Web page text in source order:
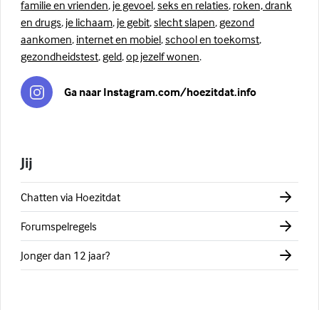
familie en vrienden, je gevoel,seks en relaties, roken, drank
en drugs, je lichaam, je gebit,slecht slapen, gezond
aankomen, internet en mobiel,school en toekomst,
gezondheidstest, geld,op jezelf wonen.
Ga naar Instagram.com/hoezitdat.info
Jij
Chatten via Hoezitdat
Forumspelregels
Jonger dan 12 jaar?